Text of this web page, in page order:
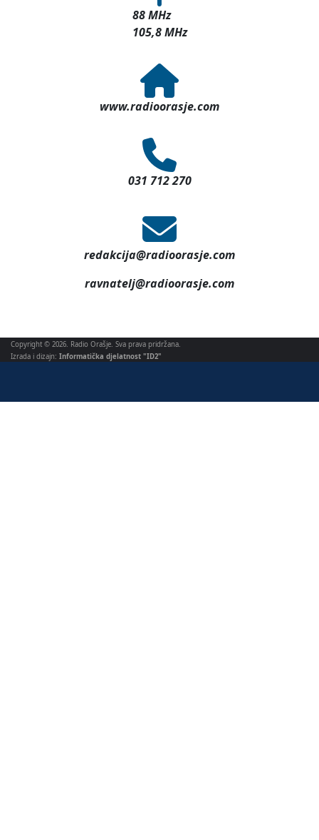
88 MHz
105,8 MHz
www.radioorasje.com
031 712 270
redakcija@radioorasje.com
ravnatelj@radioorasje.com
Copyright © 2026. Radio Orašje. Sva prava pridržana.
Izrada i dizajn: Informatička djelatnost "ID2"